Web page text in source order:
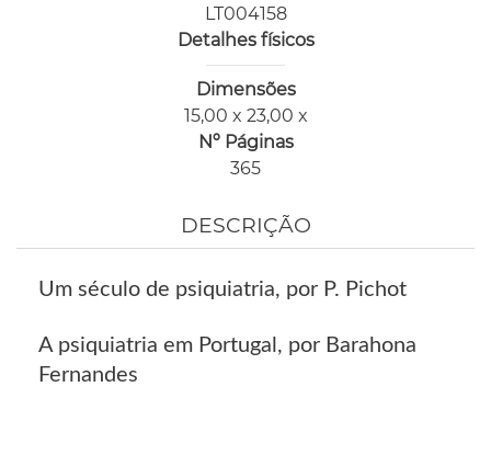
LT004158
Detalhes físicos
Dimensões
15,00 x 23,00 x
Nº Páginas
365
DESCRIÇÃO
Um século de psiquiatria, por P. Pichot
A psiquiatria em Portugal, por Barahona
Fernandes